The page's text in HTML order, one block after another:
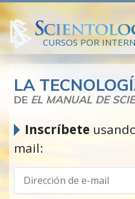
CURSOS POR
LA
DE EL MANUAL DE
Inscríbete
mail: